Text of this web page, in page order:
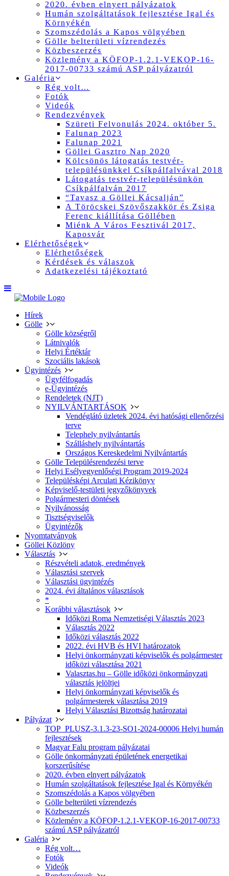
2020. évben elnyert pályázatok
Humán szolgáltatások fejlesztése Igal és
Környékén
Szomszédolás a Kapos völgyében
Gölle belterületi vízrendezés
Közbeszerzés
Közlemény a KÖFOP-1.2.1-VEKOP-16-
2017-00733 számú ASP pályázatról
Galéria
Rég volt…
Fotók
Videók
Rendezvények
Szüreti Felvonulás 2024. október 5.
Falunap 2023
Falunap 2021
Göllei Gasztro Nap 2020
Kölcsönös látogatás testvér-
településünkkel Csíkpálfalvával 2018
Látogatás testvér-településünkön
Csíkpálfalván 2017
“Tavasz a Göllei Kácsalján”
A Töröcskei Szövőszakkör és Zsiga
Ferenc kiállítása Göllében
Miénk A Város Fesztivál 2017,
Kaposvár
Elérhetőségek
Elérhetőségek
Kérdések és válaszok
Adatkezelési tájékoztató
Hírek
Gölle
Gölle községről
Látnivalók
Helyi Értéktár
Szociális lakások
Ügyintézés
Ügyfélfogadás
e-Ügyintézés
Rendeletek (NJT)
NYILVÁNTARTÁSOK
Vendéglátó üzletek 2024. évi hatósági ellenőrzési
terve
Telephely nyilvántartás
Szálláshely nyilvántartás
Országos Kereskedelmi Nyilvántartás
Gölle Településrendezési terve
Helyi Esélyegyenlőségi Program 2019-2024
Településképi Arculati Kézikönyv
Képviselő-testületi jegyzőkönyvek
Polgármesteri döntések
Nyilvánosság
Tisztségviselők
Ügyintézők
Nyomtatványok
Göllei Közlöny
Választás
Részvételi adatok, eredmények
Választási szervek
Választási ügyintézés
2024. évi általános választások
*
Korábbi választások
Időközi Roma Nemzetiségi Választás 2023
Választás 2022
Időközi választás 2022
2022. évi HVB és HVI határozatok
Helyi önkormányzati képviselők és polgármester
időközi választása 2021
Valasztas.hu – Gölle időközi önkormányzati
választás jelöltjei
Helyi önkormányzati képviselők és
polgármesterek választása 2019
Helyi Választási Bizottság határozatai
Pályázat
TOP_PLUSZ-3.1.3-23-SO1-2024-00006 Helyi humán
fejlesztések
Magyar Falu program pályázatai
Gölle önkormányzati épületének energetikai
korszerűsítése
2020. évben elnyert pályázatok
Humán szolgáltatások fejlesztése Igal és Környékén
Szomszédolás a Kapos völgyében
Gölle belterületi vízrendezés
Közbeszerzés
Közlemény a KÖFOP-1.2.1-VEKOP-16-2017-00733
számú ASP pályázatról
Galéria
Rég volt…
Fotók
Videók